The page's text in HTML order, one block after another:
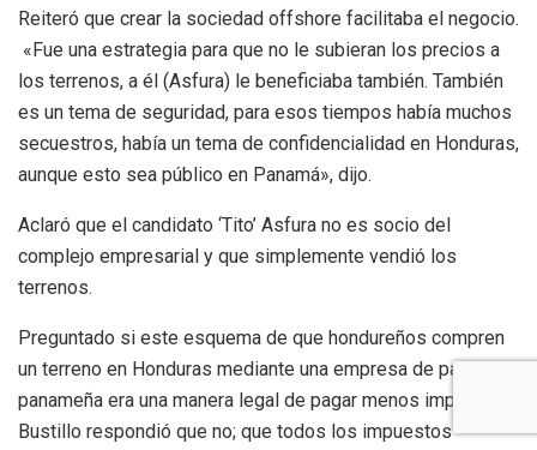
Reiteró que crear la sociedad offshore facilitaba el negocio.
«Fue una estrategia para que no le subieran los precios a
los terrenos, a él (Asfura) le beneficiaba también. También
es un tema de seguridad, para esos tiempos había muchos
secuestros, había un tema de confidencialidad en Honduras,
aunque esto sea público en Panamá», dijo.
Aclaró que el candidato ‘Tito’ Asfura no es socio del
complejo empresarial y que simplemente vendió los
terrenos.
Preguntado si este esquema de que hondureños compren
un terreno en Honduras mediante una empresa de papel
panameña era una manera legal de pagar menos impuestos,
Bustillo respondió que no; que todos los impuestos